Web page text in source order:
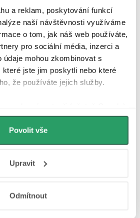
a reklam, poskytování funkcí
naší návštěvnosti využíváme
o tom, jak náš web používáte,
pro sociální média, inzerci a
údaje mohou zkombinovat s
jste jim poskytli nebo které
že používáte jejich služby.
pro analytiku a
Jak Google zpracovává
stránkách
Povolit vše
Upravit
Odmítnout